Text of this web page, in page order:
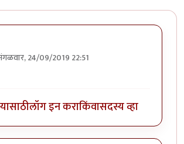
24/09/2019 22:51
लॉग इन कराकिंवासदस्य व्हा